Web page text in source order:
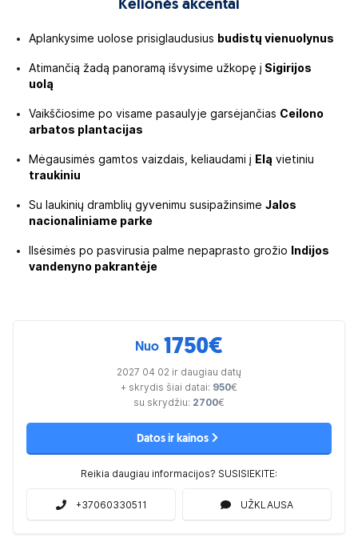
Kelionės akcentai
Aplankysime uolose prisiglaudusius budistų vienuolynus
Atimančią žadą panoramą išvysime užkopę į Sigirijos
uolą
Vaikščiosime po visame pasaulyje garsėjančias Ceilono
arbatos plantacijas
Mėgausimės gamtos vaizdais, keliaudami į Elą vietiniu
traukiniu
Su laukinių dramblių gyvenimu susipažinsime Jalos
nacionaliniame parke
Ilsėsimės po pasvirusia palme nepaprasto grožio
Indijos
vandenyno pakrantėje
Nuo 1750€
2027 04 02 ir daugiau datų
+ skrydis šiai datai: 950€
su skrydžiu: 2700€
Datos ir kainos
Reikia daugiau informacijos? SUSISIEKITE:
+37060330511 UŽKLAUSA